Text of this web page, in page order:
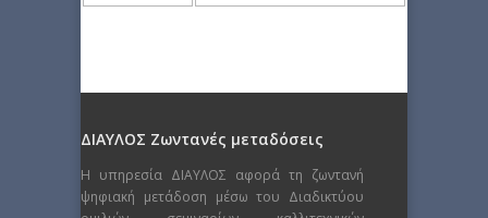
ΔΙΑΥΛΟΣ Ζωντανές μεταδόσεις
Η υπηρεσία ΔΙΑΥΛΟΣ αφορά τη ζωντανή
ψηφιακή μετάδοση μέσω του Διαδικτύου